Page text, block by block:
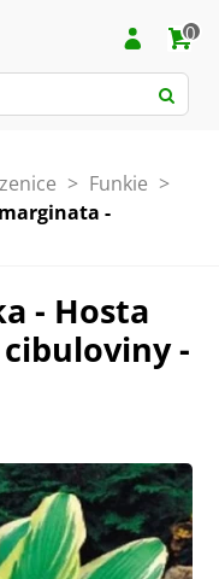
0
> Funkie >
-
- Hosta
-